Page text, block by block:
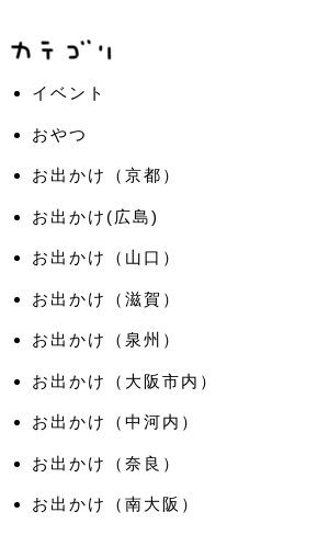
イベント
おやつ
お出かけ（京都）
お出かけ(広島)
お出かけ（山口）
お出かけ（滋賀）
お出かけ（泉州）
お出かけ（大阪市内）
お出かけ（中河内）
お出かけ（奈良）
お出かけ（南大阪）